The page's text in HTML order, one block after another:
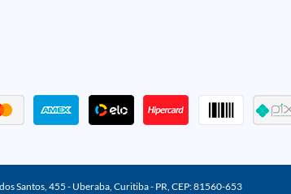
Santos, 455 - Uberaba, Curitiba - PR, CEP: 81560-653